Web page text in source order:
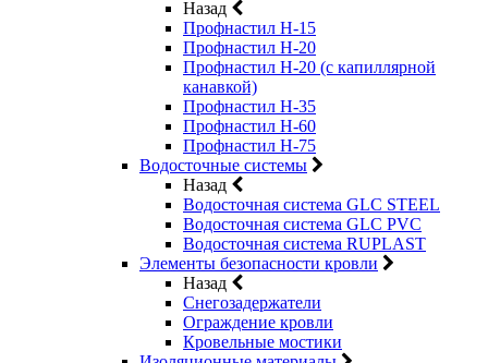
Назад
Профнастил Н-15
Профнастил Н-20
Профнастил Н-20 (с капиллярной
канавкой)
Профнастил Н-35
Профнастил Н-60
Профнастил Н-75
Водосточные системы
Назад
Водосточная система GLC STEEL
Водосточная система GLC PVC
Водосточная система RUPLAST
Элементы безопасности кровли
Назад
Снегозадержатели
Ограждение кровли
Кровельные мостики